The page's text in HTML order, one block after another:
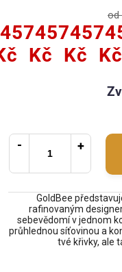
od
745
Kč
745
Kč Kč
GoldBee
rafinovaným
sebevědomí v jednom
průhlednou síťovinou a
tvé křivky, ale